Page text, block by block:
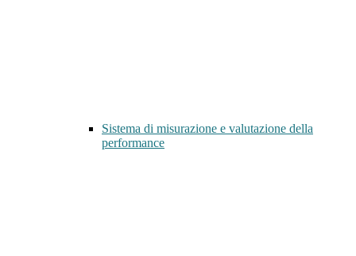
Sistema di misurazione e valutazione della
performance